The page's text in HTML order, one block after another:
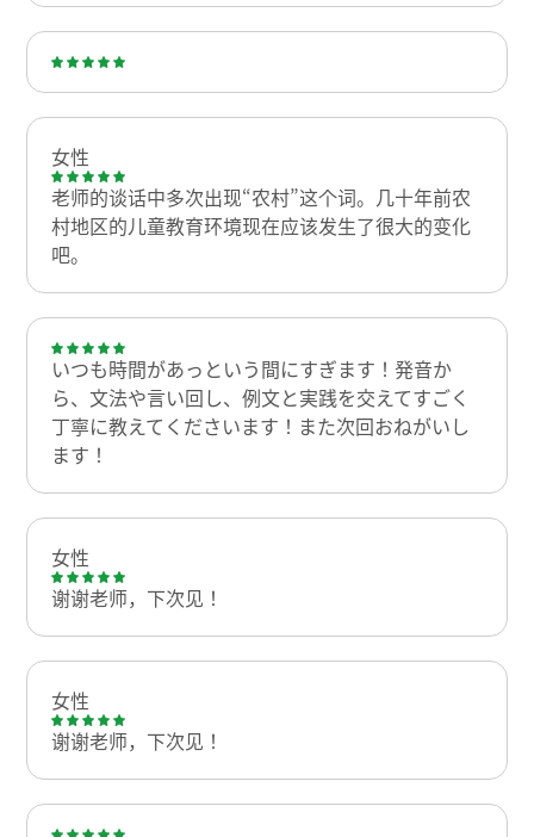
女性
老师的谈话中多次出现“农村”这个词。几十年前农
村地区的儿童教育环境现在应该发生了很大的变化
吧。
いつも時間があっという間にすぎます！発音か
ら、文法や言い回し、例文と実践を交えてすごく
丁寧に教えてくださいます！また次回おねがいし
ます！
女性
谢谢老师，下次见！
女性
谢谢老师，下次见！